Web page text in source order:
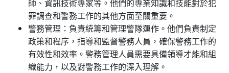
罪調查和警務工作的其他方面至關重要。
警務管理：負責統籌和管理警隊運作。他們負責制定
政策和程序，指導和監督警務人員，確保警務工作的
有效性和效率。警務管理人員需要具備領導才能和組
織能力，以及對警務工作的深入理解。